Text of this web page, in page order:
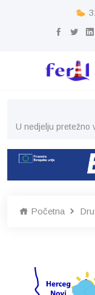
U nedjelju pretežno
Početna